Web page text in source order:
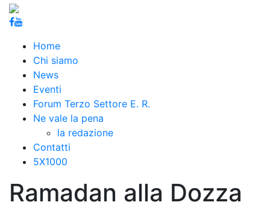
Home
Chi siamo
News
Eventi
Forum Terzo Settore E. R.
Ne vale la pena
la redazione
Contatti
5X1000
Ramadan alla Dozza